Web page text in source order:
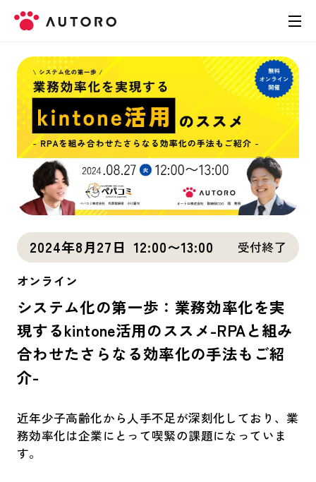
製品
料金
導入事例
お役立ち資料
お問い合わせ
2024年8月27日 12:00〜13:00 受付終了
オンライン
システム化の第一歩：業務効率化を実
現するkintone活用のススメ-RPAと組み
合わせたさらなる効率化の手法もご紹
介-
近年少子高齢化から人手不足が深刻化しており、業
務効率化は企業にとって喫緊の課題になっていま
す。